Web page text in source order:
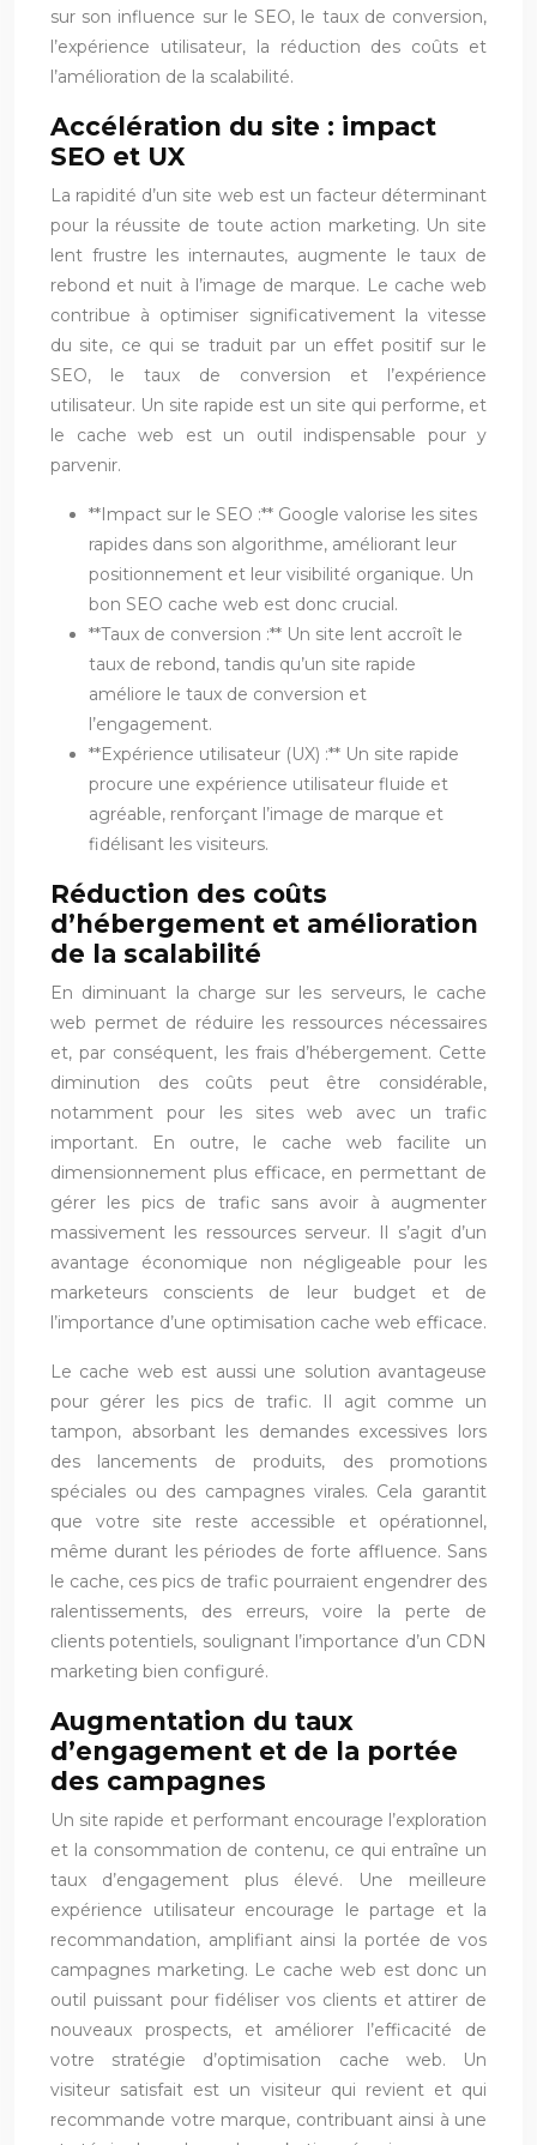
sur son influence sur le SEO, le taux de conversion,
l’expérience utilisateur, la réduction des coûts et
l’amélioration de la scalabilité.
Accélération du site : impact
SEO et UX
La rapidité d’un site web est un facteur déterminant
pour la réussite de toute action marketing. Un site
lent frustre les internautes, augmente le taux de
rebond et nuit à l’image de marque. Le cache web
contribue à optimiser significativement la vitesse
du site, ce qui se traduit par un effet positif sur le
SEO, le taux de conversion et l’expérience
utilisateur. Un site rapide est un site qui performe, et
le cache web est un outil indispensable pour y
parvenir.
**Impact sur le SEO :** Google valorise les sites
rapides dans son algorithme, améliorant leur
positionnement et leur visibilité organique. Un
bon SEO cache web est donc crucial.
**Taux de conversion :** Un site lent accroît le
taux de rebond, tandis qu’un site rapide
améliore le taux de conversion et
l’engagement.
**Expérience utilisateur (UX) :** Un site rapide
procure une expérience utilisateur fluide et
agréable, renforçant l’image de marque et
fidélisant les visiteurs.
Réduction des coûts
d’hébergement et amélioration
de la scalabilité
En diminuant la charge sur les serveurs, le cache
web permet de réduire les ressources nécessaires
et, par conséquent, les frais d’hébergement. Cette
diminution des coûts peut être considérable,
notamment pour les sites web avec un trafic
important. En outre, le cache web facilite un
dimensionnement plus efficace, en permettant de
gérer les pics de trafic sans avoir à augmenter
massivement les ressources serveur. Il s’agit d’un
avantage économique non négligeable pour les
marketeurs conscients de leur budget et de
l’importance d’une optimisation cache web efficace.
Le cache web est aussi une solution avantageuse
pour gérer les pics de trafic. Il agit comme un
tampon, absorbant les demandes excessives lors
des lancements de produits, des promotions
spéciales ou des campagnes virales. Cela garantit
que votre site reste accessible et opérationnel,
même durant les périodes de forte affluence. Sans
le cache, ces pics de trafic pourraient engendrer des
ralentissements, des erreurs, voire la perte de
clients potentiels, soulignant l’importance d’un CDN
marketing bien configuré.
Augmentation du taux
d’engagement et de la portée
des campagnes
Un site rapide et performant encourage l’exploration
et la consommation de contenu, ce qui entraîne un
taux d’engagement plus élevé. Une meilleure
expérience utilisateur encourage le partage et la
recommandation, amplifiant ainsi la portée de vos
campagnes marketing. Le cache web est donc un
outil puissant pour fidéliser vos clients et attirer de
nouveaux prospects, et améliorer l’efficacité de
votre stratégie d’optimisation cache web. Un
visiteur satisfait est un visiteur qui revient et qui
recommande votre marque, contribuant ainsi à une